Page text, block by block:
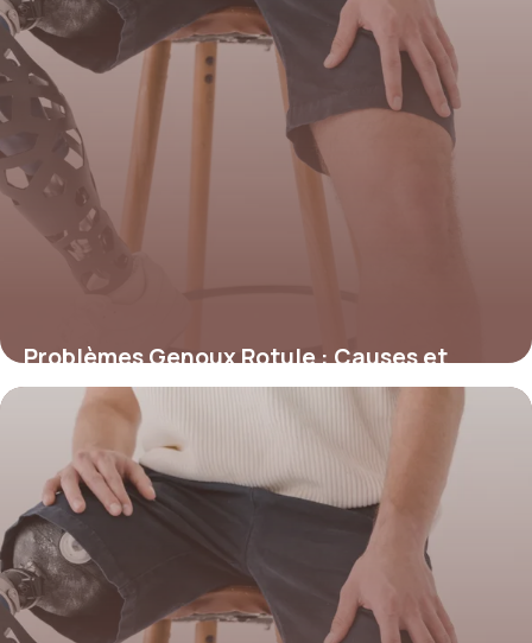
Problèmes Genoux Rotule : Causes et
Solutions
22 mai 2026